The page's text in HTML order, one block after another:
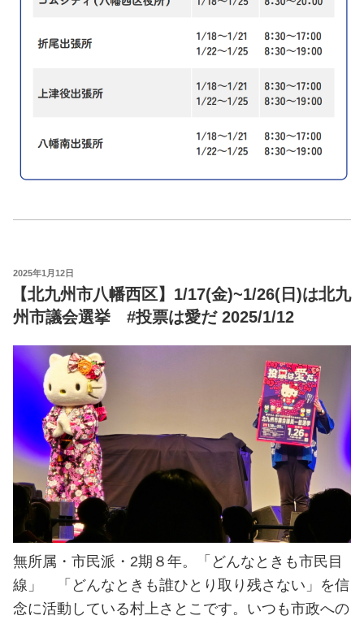
POSTED
ON
2025年1月12日
【北九州市八幡西区】1/17(金)~1/26(日)は北九
州市議会選挙 #投票は愛だ 2025/1/12
無所属・市民派・2期８年。「どんなときも市民目
線」 「どんなときも誰ひとり取り残さない」を信
念に活動している村上さとこです。いつも市政への